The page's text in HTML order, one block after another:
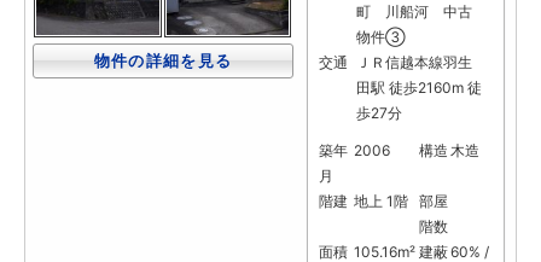
物件の詳細を見る
町 川船河 中古
物件③
交通
ＪＲ信越本線羽生
田駅 徒歩2160m 徒
歩27分
築年
月
2006 構造 木造
階建 地上 1階 部屋
階数
面積 105.16m² 建蔽60% /